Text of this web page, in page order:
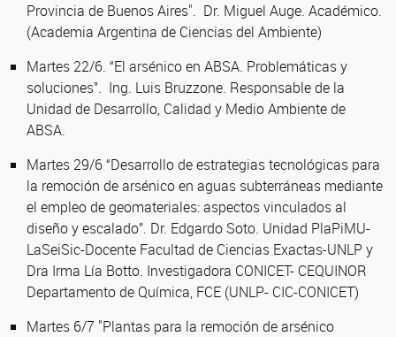
Provincia de Buenos Aires". Dr. Miguel Auge. Académico.
(Academia Argentina de Ciencias del Ambiente)
Martes 22/6. “El arsénico en ABSA. Problemáticas y
soluciones”. Ing. Luis Bruzzone. Responsable de la
Unidad de Desarrollo, Calidad y Medio Ambiente de
ABSA.
Martes 29/6 “Desarrollo de estrategias tecnológicas para
la remoción de arsénico en aguas subterráneas mediante
el empleo de geomateriales: aspectos vinculados al
diseño y escalado”. Dr. Edgardo Soto. Unidad PlaPiMU-
LaSeiSic-Docente Facultad de Ciencias Exactas-UNLP y
Dra Irma Lía Botto. Investigadora CONICET- CEQUINOR
Departamento de Química, FCE (UNLP- CIC-CONICET)
Martes 6/7 "Plantas para la remoción de arsénico